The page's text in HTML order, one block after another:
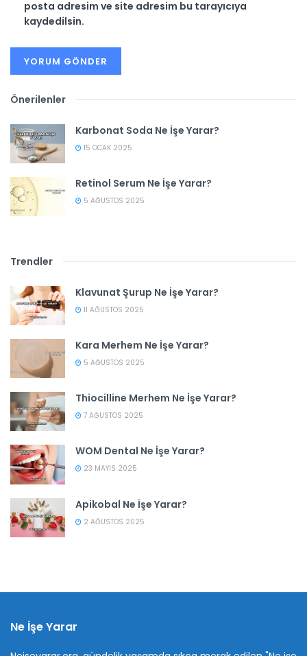
posta adresim ve site adresim bu tarayıcıya
kaydedilsin.
Önerilenler
Karbonat Soda Ne İşe Yarar?
15 OCAK 2025
Retinol Serum Ne İşe Yarar?
5 AĞUSTOS 2025
Trendler
Klavunat Şurup Ne İşe Yarar?
11 AĞUSTOS 2025
Kara Merhem Ne İşe Yarar?
5 AĞUSTOS 2025
Thiocilline Merhem Ne İşe Yarar?
7 AĞUSTOS 2025
WOM Dental Ne İşe Yarar?
23 MAYIS 2025
Apikobal Ne İşe Yarar?
2 AĞUSTOS 2025
Ne İşe Yarar